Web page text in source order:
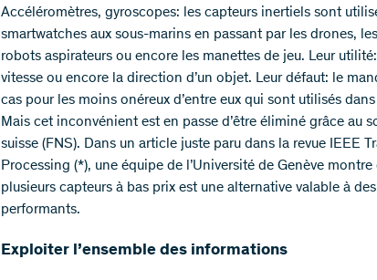
Accéléromètres, gyroscopes: les capteurs inertiels sont
smartwatches aux sous-marins en passant par les drones,
robots aspirateurs ou encore les manettes de jeu. Leur
vitesse ou encore la direction d’un objet. Leur défaut: le
cas pour les moins onéreux d’entre eux qui sont utilisés
Mais cet inconvénient est en passe d’être éliminé grâce au
suisse (FNS). Dans un article juste paru dans la revue IEEE
Processing (*), une équipe de l’Université de Genève
plusieurs capteurs à bas prix est une alternative valable à
performants.
Exploiter l’ensemble des informations